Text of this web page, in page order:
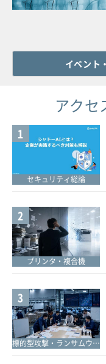
イベント
アクセ
1
セキュリティ総論
2
プリンタ・複合機
3
標的型攻撃・ランサムウェア対策